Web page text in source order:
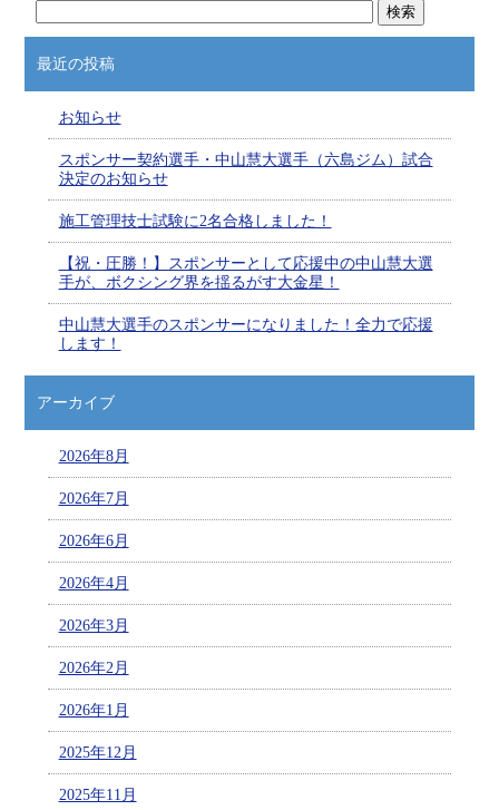
最近の投稿
お知らせ
スポンサー契約選手・中山慧大選手（六島ジム）試合
決定のお知らせ
施工管理技士試験に2名合格しました！
【祝・圧勝！】スポンサーとして応援中の中山慧大選
手が、ボクシング界を揺るがす大金星！
中山慧大選手のスポンサーになりました！全力で応援
します！
アーカイブ
2026年8月
2026年7月
2026年6月
2026年4月
2026年3月
2026年2月
2026年1月
2025年12月
2025年11月